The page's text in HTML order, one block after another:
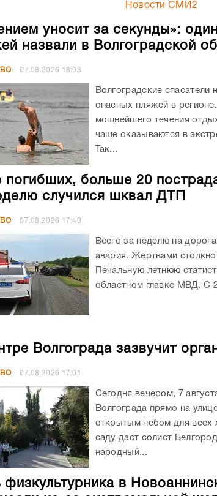
Волгоградские спасатели
опасных пляжей в
мощнейшего течения
чаще оказываются в
погибших, больше 20
случился шквал ДТП
07.08.202617:40
авария. Жертвами
Печальную летнюю
областном главке МВД. С
Волгограда зазвучит
07.08.2026 17:01
открытым небом для
саду даст солист
физкультурника в
из-за экстремальной
07.08.202616:39
районе Волгоградской
градусного пекла. –